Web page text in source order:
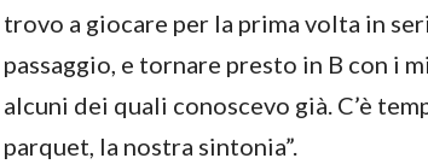
trovo a giocare per la prima volta in
passaggio, e tornare presto in B con i
alcuni dei quali conoscevo già. C’è
parquet, la nostra sintonia”.